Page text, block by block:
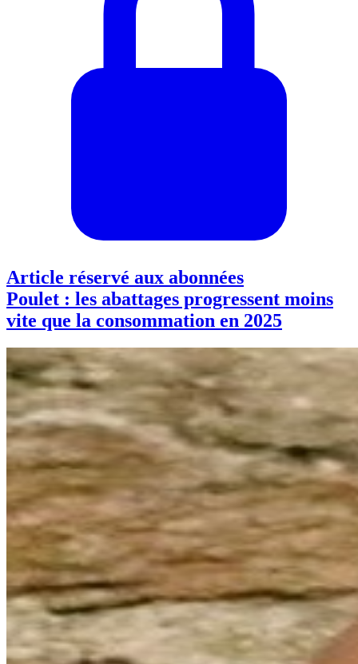
Article réservé aux abonnées
Poulet : les abattages progressent moins
vite que la consommation en 2025